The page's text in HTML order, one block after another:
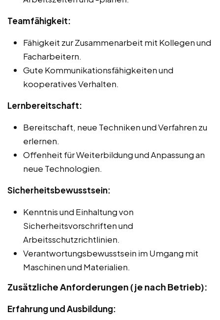
Teamfähigkeit:
Fähigkeit zur Zusammenarbeit mit Kollegen und
Facharbeitern.
Gute Kommunikationsfähigkeiten und
kooperatives Verhalten.
Lernbereitschaft:
Bereitschaft, neue Techniken und Verfahren zu
erlernen.
Offenheit für Weiterbildung und Anpassung an
neue Technologien.
Sicherheitsbewusstsein:
Kenntnis und Einhaltung von
Sicherheitsvorschriften und
Arbeitsschutzrichtlinien.
Verantwortungsbewusstsein im Umgang mit
Maschinen und Materialien.
Zusätzliche Anforderungen (je nach Betrieb):
Erfahrung und Ausbildung: